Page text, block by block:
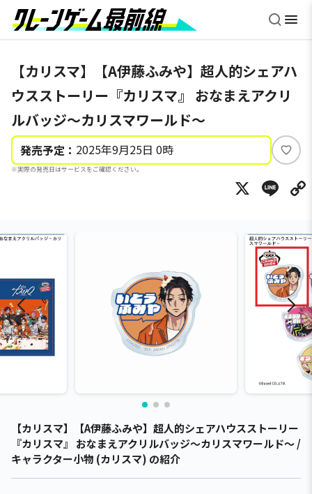
【カリスマ】【A伊藤ふみや】超人的シェアハ
ウスストーリー『カリスマ』 おなまえアクリ
ルバッジ～カリスマワールド～
発売予定： 2025年9月25日 0時
※実際の発売日はサービスをご確認ください。
い
ね
X
【カリスマ】【A伊藤ふみや】超人的シェアハウスストーリー
『カリスマ』 おなまえアクリルバッジ～カリスマワールド～ /
キャラクター小物 (カリスマ) の紹介